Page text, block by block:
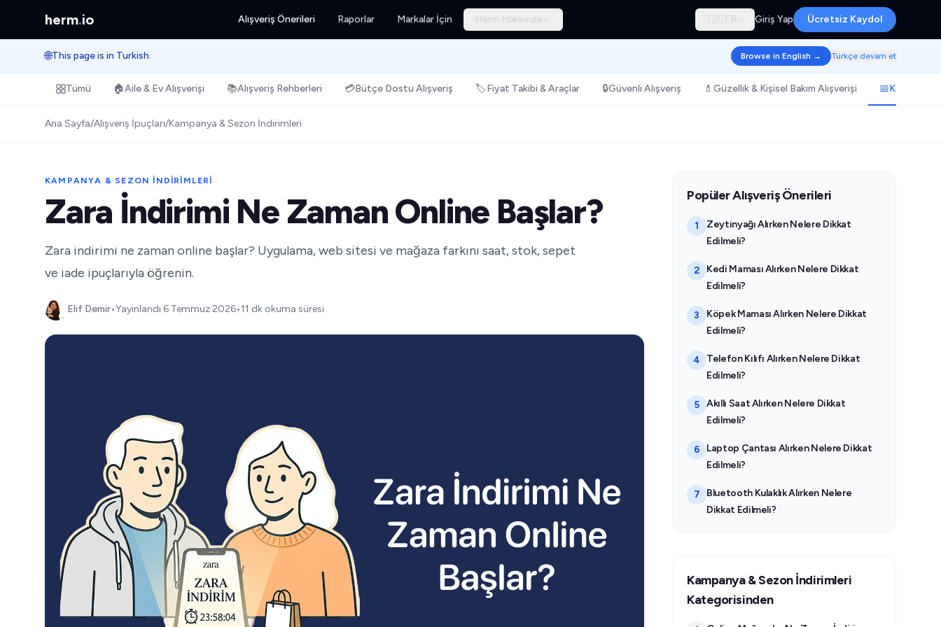
herm.io Alışveriş Önerileri Raporlar Markalar İçin Herm Hakkında 🇹🇷 TR Giriş Yap Ücretsiz Kaydol
🌐This page is in Turkish. Browse in English → Türkçe devam et
Tümü 🏠Aile & Ev Alışverişi 📚Alışveriş Rehberleri 💳Bütçe Dostu Alışveriş 🏷️Fiyat Takibi & Araçlar 🔒Güvenli Alışveriş 💄 Güzellik & Kişisel Bakım Alışverişi 📅Kampanya
Ana Sayfa/Alışveriş İpuçları/Kampanya & Sezon İndirimleri
KAMPANYA & SEZON İNDIRIMLERI
Zara İndirimi Ne Zaman Online Başlar?
Zara indirimi ne zaman online başlar? Uygulama, web sitesi ve mağaza farkını saat, stok, sepet
ve iade ipuçlarıyla öğrenin.
Elif Demir•Yayınlandı 6 Temmuz 2026•11 dk okuma süresi
Popüler Alışveriş Önerileri
1
Zeytinyağı Alırken Nelere Dikkat
Edilmeli?
2
Kedi Maması Alırken Nelere Dikkat
Edilmeli?
3
Köpek Maması Alırken Nelere Dikkat
Edilmeli?
4
Telefon Kılıfı Alırken Nelere Dikkat
Edilmeli?
5 Akıllı Saat Alırken Nelere Dikkat
Edilmeli?
6
Laptop Çantası Alırken Nelere Dikkat
Edilmeli?
7
Bluetooth Kulaklık Alırken Nelere
Dikkat Edilmeli?
Kampanya & Sezon İndirimleri
Kategorisinden